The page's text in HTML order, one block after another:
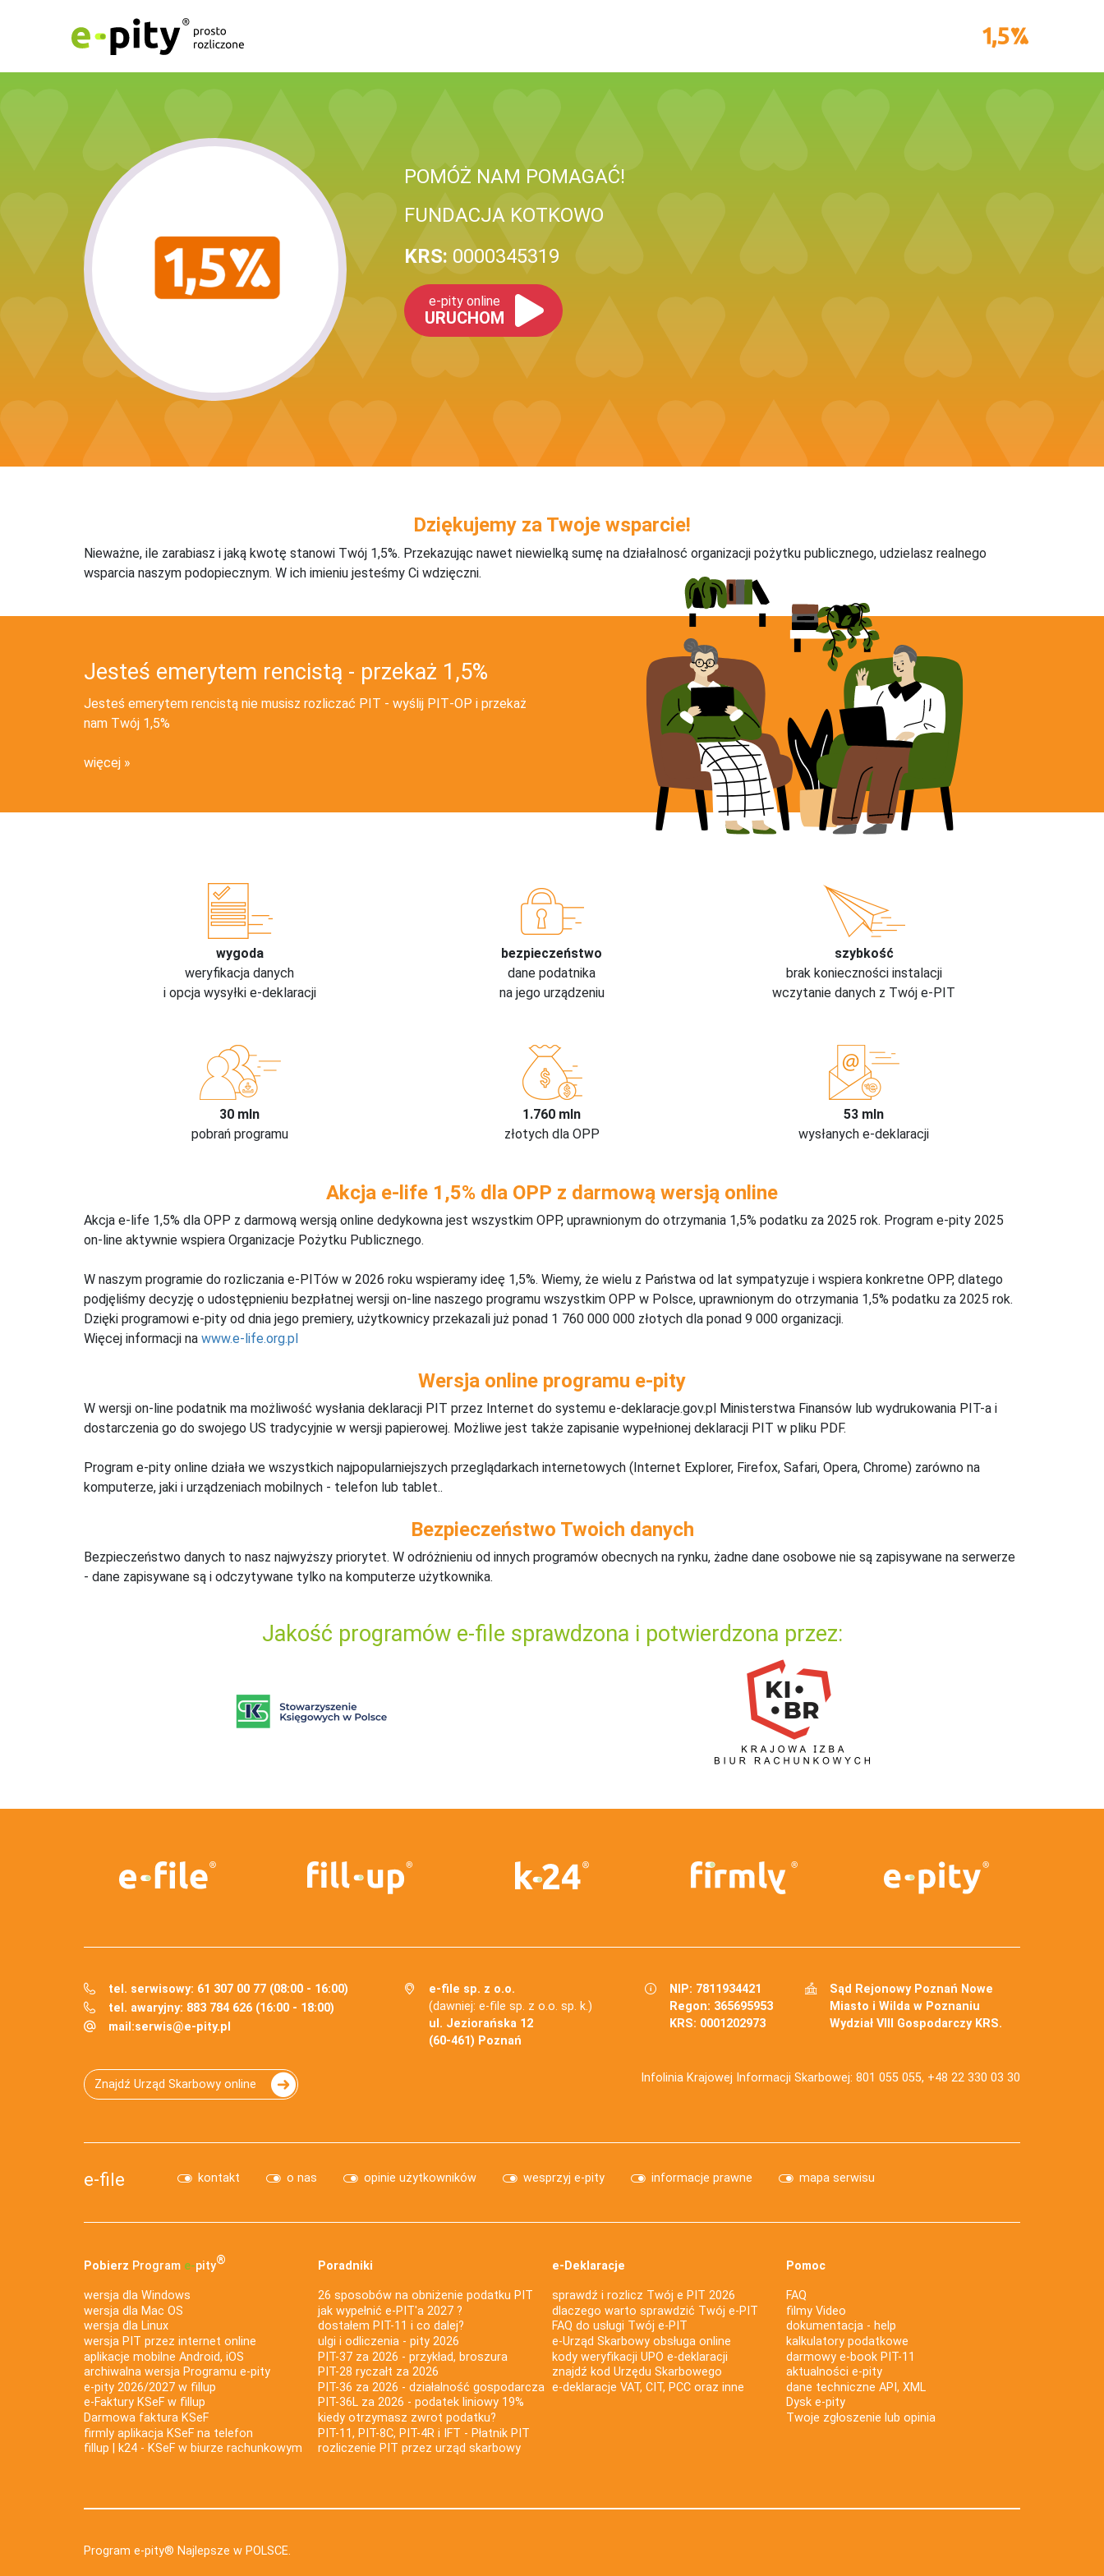
POMÓŻ NAM POMAGAĆ!
FUNDACJA KOTKOWO
KRS: 0000345319
e-pity online
URUCHOM
Dziękujemy za Twoje wsparcie!
Nieważne, ile zarabiasz i jaką kwotę stanowi Twój 1,5%. Przekazując nawet niewielką sumę na działalnosć organizacji pożytku publicznego, udzielasz realnego
wsparcia naszym podopiecznym. W ich imieniu jesteśmy Ci wdzięczni.
Jesteś emerytem rencistą - przekaż 1,5%
Jesteś emerytem rencistą nie musisz rozliczać PIT - wyślij PIT‑OP i przekaż
nam Twój 1,5%
więcej
wygoda
weryfikacja danych
i opcja wysyłki e-deklaracji
bezpieczeństwo
dane podatnika
na jego urządzeniu
szybkość
brak konieczności instalacji
wczytanie danych z Twój e-PIT
30 mln
pobrań programu
1.760 mln
złotych dla OPP
53 mln
wysłanych e-deklaracji
Akcja e-life 1,5% dla OPP z darmową wersją online
Akcja e-life 1,5% dla OPP z darmową wersją online dedykowna jest wszystkim OPP, uprawnionym do otrzymania 1,5% podatku za 2025 rok. Program e-pity 2025
on-line aktywnie wspiera Organizacje Pożytku Publicznego.
W naszym programie do rozliczania e-PITów w 2026 roku wspieramy ideę 1,5%. Wiemy, że wielu z Państwa od lat sympatyzuje i wspiera konkretne OPP, dlatego
podjęliśmy decyzję o udostępnieniu bezpłatnej wersji on-line naszego programu wszystkim OPP w Polsce, uprawnionym do otrzymania 1,5% podatku za 2025 rok.
Dzięki programowi e-pity od dnia jego premiery, użytkownicy przekazali już ponad 1 760 000 000 złotych dla ponad 9 000 organizacji.
Więcej informacji na www.e-life.org.pl
Wersja online programu e-pity
W wersji on-line podatnik ma możliwość wysłania deklaracji PIT przez Internet do systemu e-deklaracje.gov.pl Ministerstwa Finansów lub wydrukowania PIT-a i
dostarczenia go do swojego US tradycyjnie w wersji papierowej. Możliwe jest także zapisanie wypełnionej deklaracji PIT w pliku PDF.
Program e-pity online działa we wszystkich najpopularniejszych przeglądarkach internetowych (Internet Explorer, Firefox, Safari, Opera, Chrome) zarówno na
komputerze, jaki i urządzeniach mobilnych - telefon lub tablet..
Bezpieczeństwo Twoich danych
Bezpieczeństwo danych to nasz najwyższy priorytet. W odróżnieniu od innych programów obecnych na rynku, żadne dane osobowe nie są zapisywane na serwerze
- dane zapisywane są i odczytywane tylko na komputerze użytkownika.
Jakość programów e-file sprawdzona i potwierdzona przez:
tel. serwisowy: 61 307 00 77 (08:00 - 16:00)
tel. awaryjny: 883 784 626 (16:00 - 18:00)
mail:serwis@e-pity.pl
e-file sp. z o.o.
(dawniej: e-file sp. z o.o. sp. k.)
ul. Jeziorańska 12
(60-461) Poznań
NIP: 7811934421
Regon: 365695953
KRS: 0001202973
Sąd Rejonowy Poznań Nowe
Miasto i Wilda w Poznaniu
Wydział VIII Gospodarczy KRS.
Znajdź Urząd Skarbowy online Infolinia Krajowej Informacji Skarbowej: 801 055 055, +48 22 330 03 30
e-file kontakt o nas opinie użytkowników wesprzyj e-pity informacje prawne mapa serwisu
Pobierz Program e‑pity®
wersja dla Windows
wersja dla Mac OS
wersja dla Linux
wersja PIT przez internet online
aplikacje mobilne Android, iOS
archiwalna wersja Programu e-pity
e-pity 2026/2027 w fillup
e‑Faktury KSeF w fillup
Darmowa faktura KSeF
firmly aplikacja KSeF na telefon
fillup | k24 - KSeF w biurze rachunkowym
Poradniki
26 sposobów na obniżenie podatku PIT
jak wypełnić e-PIT'a 2027 ?
dostałem PIT-11 i co dalej?
ulgi i odliczenia - pity 2026
PIT-37 za 2026 - przykład, broszura
PIT-28 ryczałt za 2026
PIT-36 za 2026 - działalność gospodarcza
PIT-36L za 2026 - podatek liniowy 19%
kiedy otrzymasz zwrot podatku?
PIT-11, PIT-8C, PIT-4R i IFT - Płatnik PIT
rozliczenie PIT przez urząd skarbowy
e-Deklaracje
sprawdź i rozlicz Twój e PIT 2026
dlaczego warto sprawdzić Twój e-PIT
FAQ do usługi Twój e-PIT
e-Urząd Skarbowy obsługa online
kody weryfikacji UPO e-deklaracji
znajdź kod Urzędu Skarbowego
e-deklaracje VAT, CIT, PCC oraz inne
Pomoc
FAQ
filmy Video
dokumentacja - help
kalkulatory podatkowe
darmowy e-book PIT-11
aktualności e-pity
dane techniczne API, XML
Dysk e-pity
Twoje zgłoszenie lub opinia
Program e-pity® Najlepsze w POLSCE.